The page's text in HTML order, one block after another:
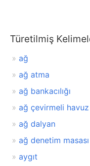
Türetilmiş
ağ
ağ atma
ağ bankacılığı
ağ çevirmeli havuz
ağ dalyan
ağ denetim
aygıt